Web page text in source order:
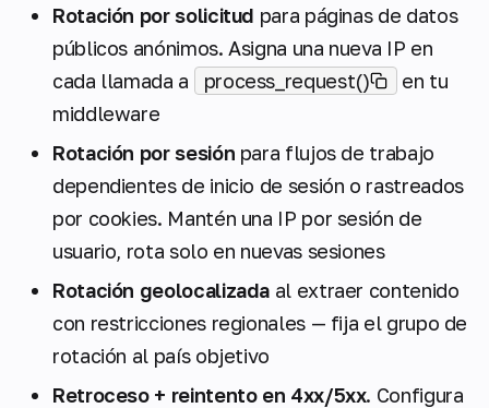
Rotación por solicitud para páginas de datos
públicos anónimos. Asigna una nueva IP en
cada llamada a
process_request()
en tu
middleware
Rotación por sesión para flujos de trabajo
dependientes de inicio de sesión o rastreados
por cookies. Mantén una IP por sesión de
usuario, rota solo en nuevas sesiones
Rotación geolocalizada al extraer contenido
con restricciones regionales — fija el grupo de
rotación al país objetivo
Retroceso + reintento en 4xx/5xx. Configura